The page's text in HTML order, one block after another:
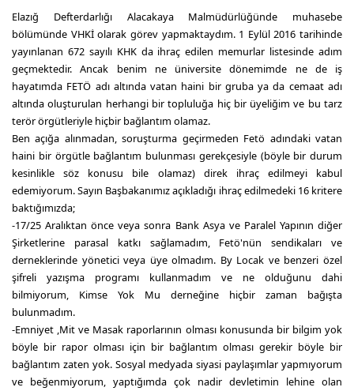
Elazığ Defterdarlığı Alacakaya Malmüdürlüğünde muhasebe
bölümünde VHKİ olarak görev yapmaktaydım. 1 Eylül 2016 tarihinde
yayınlanan 672 sayılı KHK da ihraç edilen memurlar listesinde adım
geçmektedir. Ancak benim ne üniversite dönemimde ne de iş
hayatımda FETÖ adı altında vatan haini bir gruba ya da cemaat adı
altında oluşturulan herhangi bir topluluğa hiç bir üyeliğim ve bu tarz
terör örgütleriyle hiçbir bağlantım olamaz.
Ben açığa alınmadan, soruşturma geçirmeden Fetö adındaki vatan
haini bir örgütle bağlantım bulunması gerekçesiyle (böyle bir durum
kesinlikle söz konusu bile olamaz) direk ihraç edilmeyi kabul
edemiyorum. Sayın Başbakanımız açıkladığı ihraç edilmedeki 16 kritere
baktığımızda;
-17/25 Aralıktan önce veya sonra Bank Asya ve Paralel Yapının diğer
Şirketlerine parasal katkı sağlamadım, Fetö'nün sendikaları ve
derneklerinde yönetici veya üye olmadım. By Locak ve benzeri özel
şifreli yazışma programı kullanmadım ve ne olduğunu dahi
bilmiyorum, Kimse Yok Mu derneğine hiçbir zaman bağışta
bulunmadım.
-Emniyet ,Mit ve Masak raporlarının olması konusunda bir bilgim yok
böyle bir rapor olması için bir bağlantım olması gerekir böyle bir
bağlantım zaten yok. Sosyal medyada siyasi paylaşımlar yapmıyorum
ve beğenmiyorum, yaptığımda çok nadir devletimin lehine olan